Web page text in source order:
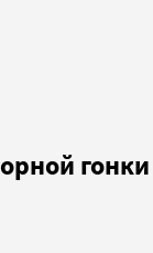
гонки